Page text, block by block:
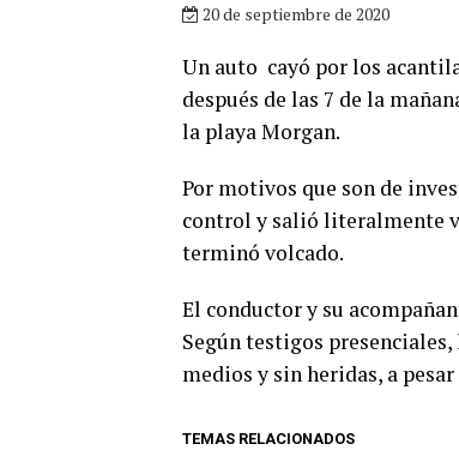
20 de septiembre de 2020
Un auto cayó por los
después de las 7 de la
la playa Morgan.
Por motivos que son de
control y salió literalmente
terminó volcado.
El conductor y su
Según testigos
medios y sin heridas, a
TEMAS RELACIONADOS